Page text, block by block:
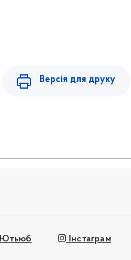
Версія для друку
Ютьюб Інстаграм